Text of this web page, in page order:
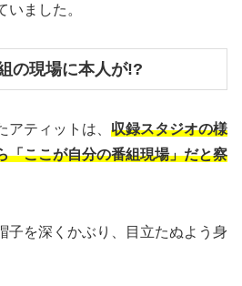
いました。
の現場に本人が!?
ティットは、 収録スタジオの様
「ここが自分の番組現場」だと察
子を深くかぶり、目立たぬよう身